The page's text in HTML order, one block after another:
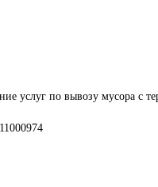
услуг по вывозу мусора с